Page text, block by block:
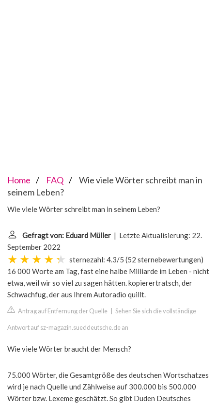
Home FAQ
Wie viele Wörter schreibt man in
seinem Leben?
Wie viele Wörter schreibt man in seinem Leben?
Gefragt von: Eduard Müller | Letzte Aktualisierung: 22.
September 2022
sternezahl: 4.3/5 (52 sternebewertungen)
16 000 Worte am Tag, fast eine halbe Milliarde im Leben - nicht
etwa, weil wir so viel zu sagen hätten. kopierertratsch, der
Schwachfug, der aus Ihrem Autoradio quillt.
Antrag auf Entfernung der Quelle Sehen Sie sich die vollständige
Antwort auf sz-magazin.sueddeutsche.de an
Wie viele Wörter braucht der Mensch?
75.000 Wörter, die Gesamtgröße des deutschen Wortschatzes
wird je nach Quelle und Zählweise auf 300.000 bis 500.000
Wörter bzw. Lexeme geschätzt. So gibt Duden Deutsches